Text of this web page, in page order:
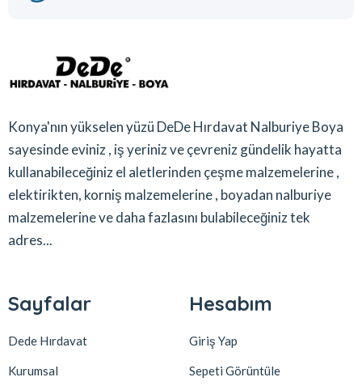
Konya'nın yükselen yüzü DeDe Hırdavat Nalburiye Boya
sayesinde eviniz , iş yeriniz ve çevreniz gündelik hayatta
kullanabileceğiniz el aletlerinden çeşme malzemelerine ,
elektirikten, korniş malzemelerine , boyadan nalburiye
malzemelerine ve daha fazlasını bulabileceğiniz tek
adres...
Sayfalar
Dede Hırdavat
Kurumsal
Hesabım
Giriş Yap
Sepeti Görüntüle